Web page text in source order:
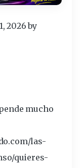
2026 by
mucho
las-
quieres-